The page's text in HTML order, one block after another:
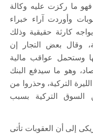
ما ركزت عليه وكالة
وأوردت آراء خبراء
كارثة حقيقية وذلك
وقال بعض التجار إن
وستحمل عواقب مالية
وهو ما سيدفع البنك
التركية، وحذروا من
التركية بسبب
إلى أن العقوبات تأتى